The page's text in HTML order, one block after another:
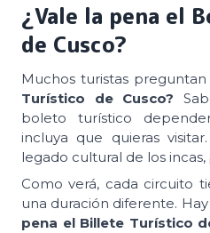
¿Vale la pena el
de Cusco?
Muchos turistas preguntan
Turístico de Cusco?
boleto turístico
incluya que quieras
legado cultural de los incas,
Como verá, cada circuito
una duración diferente. Hay
pena el Billete Turístico